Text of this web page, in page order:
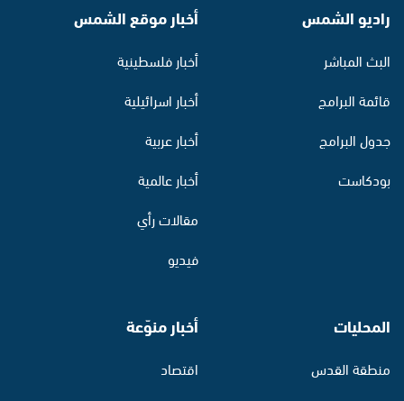
راديو الشمس
البث المباشر
قائمة البرامج
جدول البرامج
بودكاست
أخبار موقع الشمس
أخبار فلسطينية
أخبار اسرائيلية
أخبار عربية
أخبار عالمية
مقالات رأي
فيديو
المحليات
منطقة القدس
أخبار منوّعة
اقتصاد